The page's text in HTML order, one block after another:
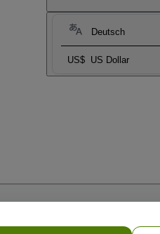
Deutsch
US$ US Dollar
RichtlinieundDatenschutzrichtlinie